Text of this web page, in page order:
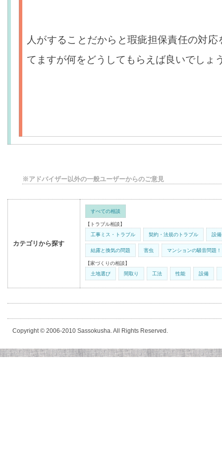
人がすることだからと瑕疵担保責任の対
てますが何をどうしてもらえば良いでしょ
※アドバイザー以外の一般ユーザーからのご意見
カテゴリから探す
すべての相談
【トラブル相談】
工事ミス・トラブル
契約・法規のトラブル 設
結露と換気の問題 害虫 マンションの騒音問題！
【家づくりの相談】
土地選び
間取り 工法 性能 設備
Copyright © 2006-2010 Sassokusha. All Rights Reserved.